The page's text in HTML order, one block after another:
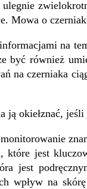
Mowa o
na
również
na czerniaka
okiełznać, jeśli
jest
jest
na